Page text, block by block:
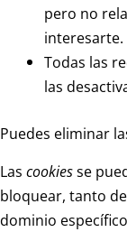
pero no
interesarte.
Todas las
las
Puedes eliminar
Las cookiesse
bloquear, tanto
dominio